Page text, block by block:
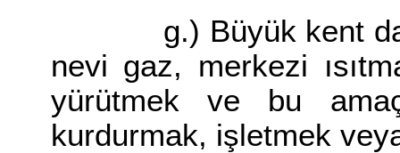
g.) Büyük kent
nevi gaz, merkezi
yürütmek ve bu
kurdurmak, işletmek